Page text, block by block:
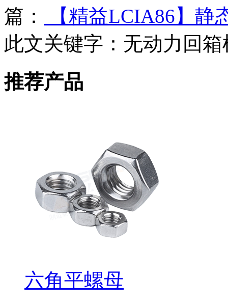
篇：
【精益LCIA86】静
此文关键字： 无动力回
推荐产品
六角平螺母